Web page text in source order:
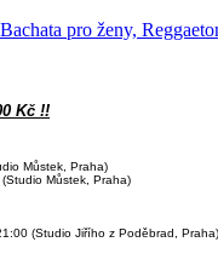
pro ženy,
Kč !!
Můstek , Praha)
Můstek , Praha)
(Studio Jiřího z Poděbrad , Praha)